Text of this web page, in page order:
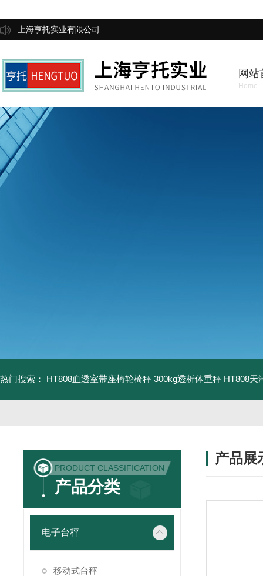
上海亨托实业有限公司
网站
Home
热门搜索： HT808血透室带座椅轮椅秤 300kg透析体重秤 HT808天
PRODUCT CLASSIFICATION
产品分类
电子台秤
移动式台秤
产品展